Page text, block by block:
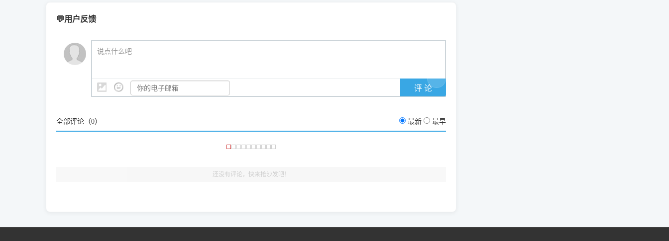
咱几乎每天都在远程帮网友安装各种打印机驱动。本站提供的驱动都是站长在实战中高频使用的，要是驱动有错或者不能用，
🎯 检验标准：只要驱动顺利装完，设备管理器内没有黄色感叹号，且打印测试能正常出纸，就说明已经完美兼容，无需纠
结显示名称上的细微差别。
💬用户反馈
说点什么吧
全部评论（0） 最新 最早
还没有评论，快来抢沙发吧！